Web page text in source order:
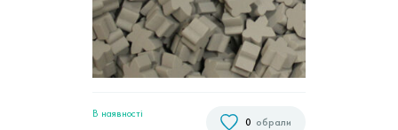
обрали
0
В наявностi